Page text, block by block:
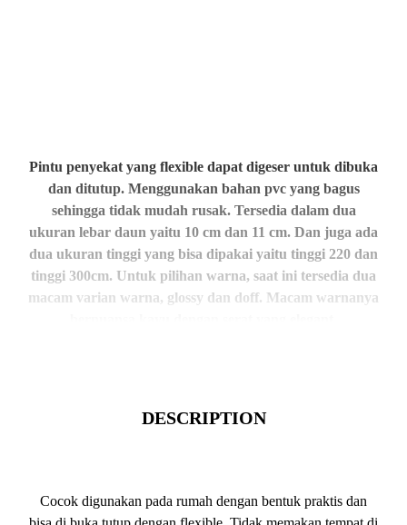
Pintu penyekat yang flexible dapat digeser untuk dibuka
dan ditutup. Menggunakan bahan pvc yang bagus
sehingga tidak mudah rusak. Tersedia dalam dua
ukuran lebar daun yaitu 10 cm dan 11 cm. Dan juga ada
dua ukuran tinggi yang bisa dipakai yaitu tinggi 220 dan
tinggi 300cm. Untuk pilihan warna, saat ini tersedia dua
macam varian warna, glossy dan doff. Macam warnanya
DESCRIPTION
Cocok digunakan pada rumah dengan bentuk praktis dan